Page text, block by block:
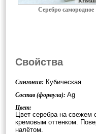
Серебро самородное
Свойства
Сингония: Кубическая
Состав (формула): Ag
Цвет:
Цвет серебра на свежем
кремовым оттенком.
налётом.